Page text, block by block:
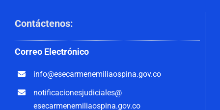
Contáctenos:
Correo Electrónico
info@esecarmenemiliaospina.gov.co
notificacionesjudiciales@
esecarmenemiliaospina.gov.co